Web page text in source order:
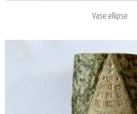
Vase ellipse